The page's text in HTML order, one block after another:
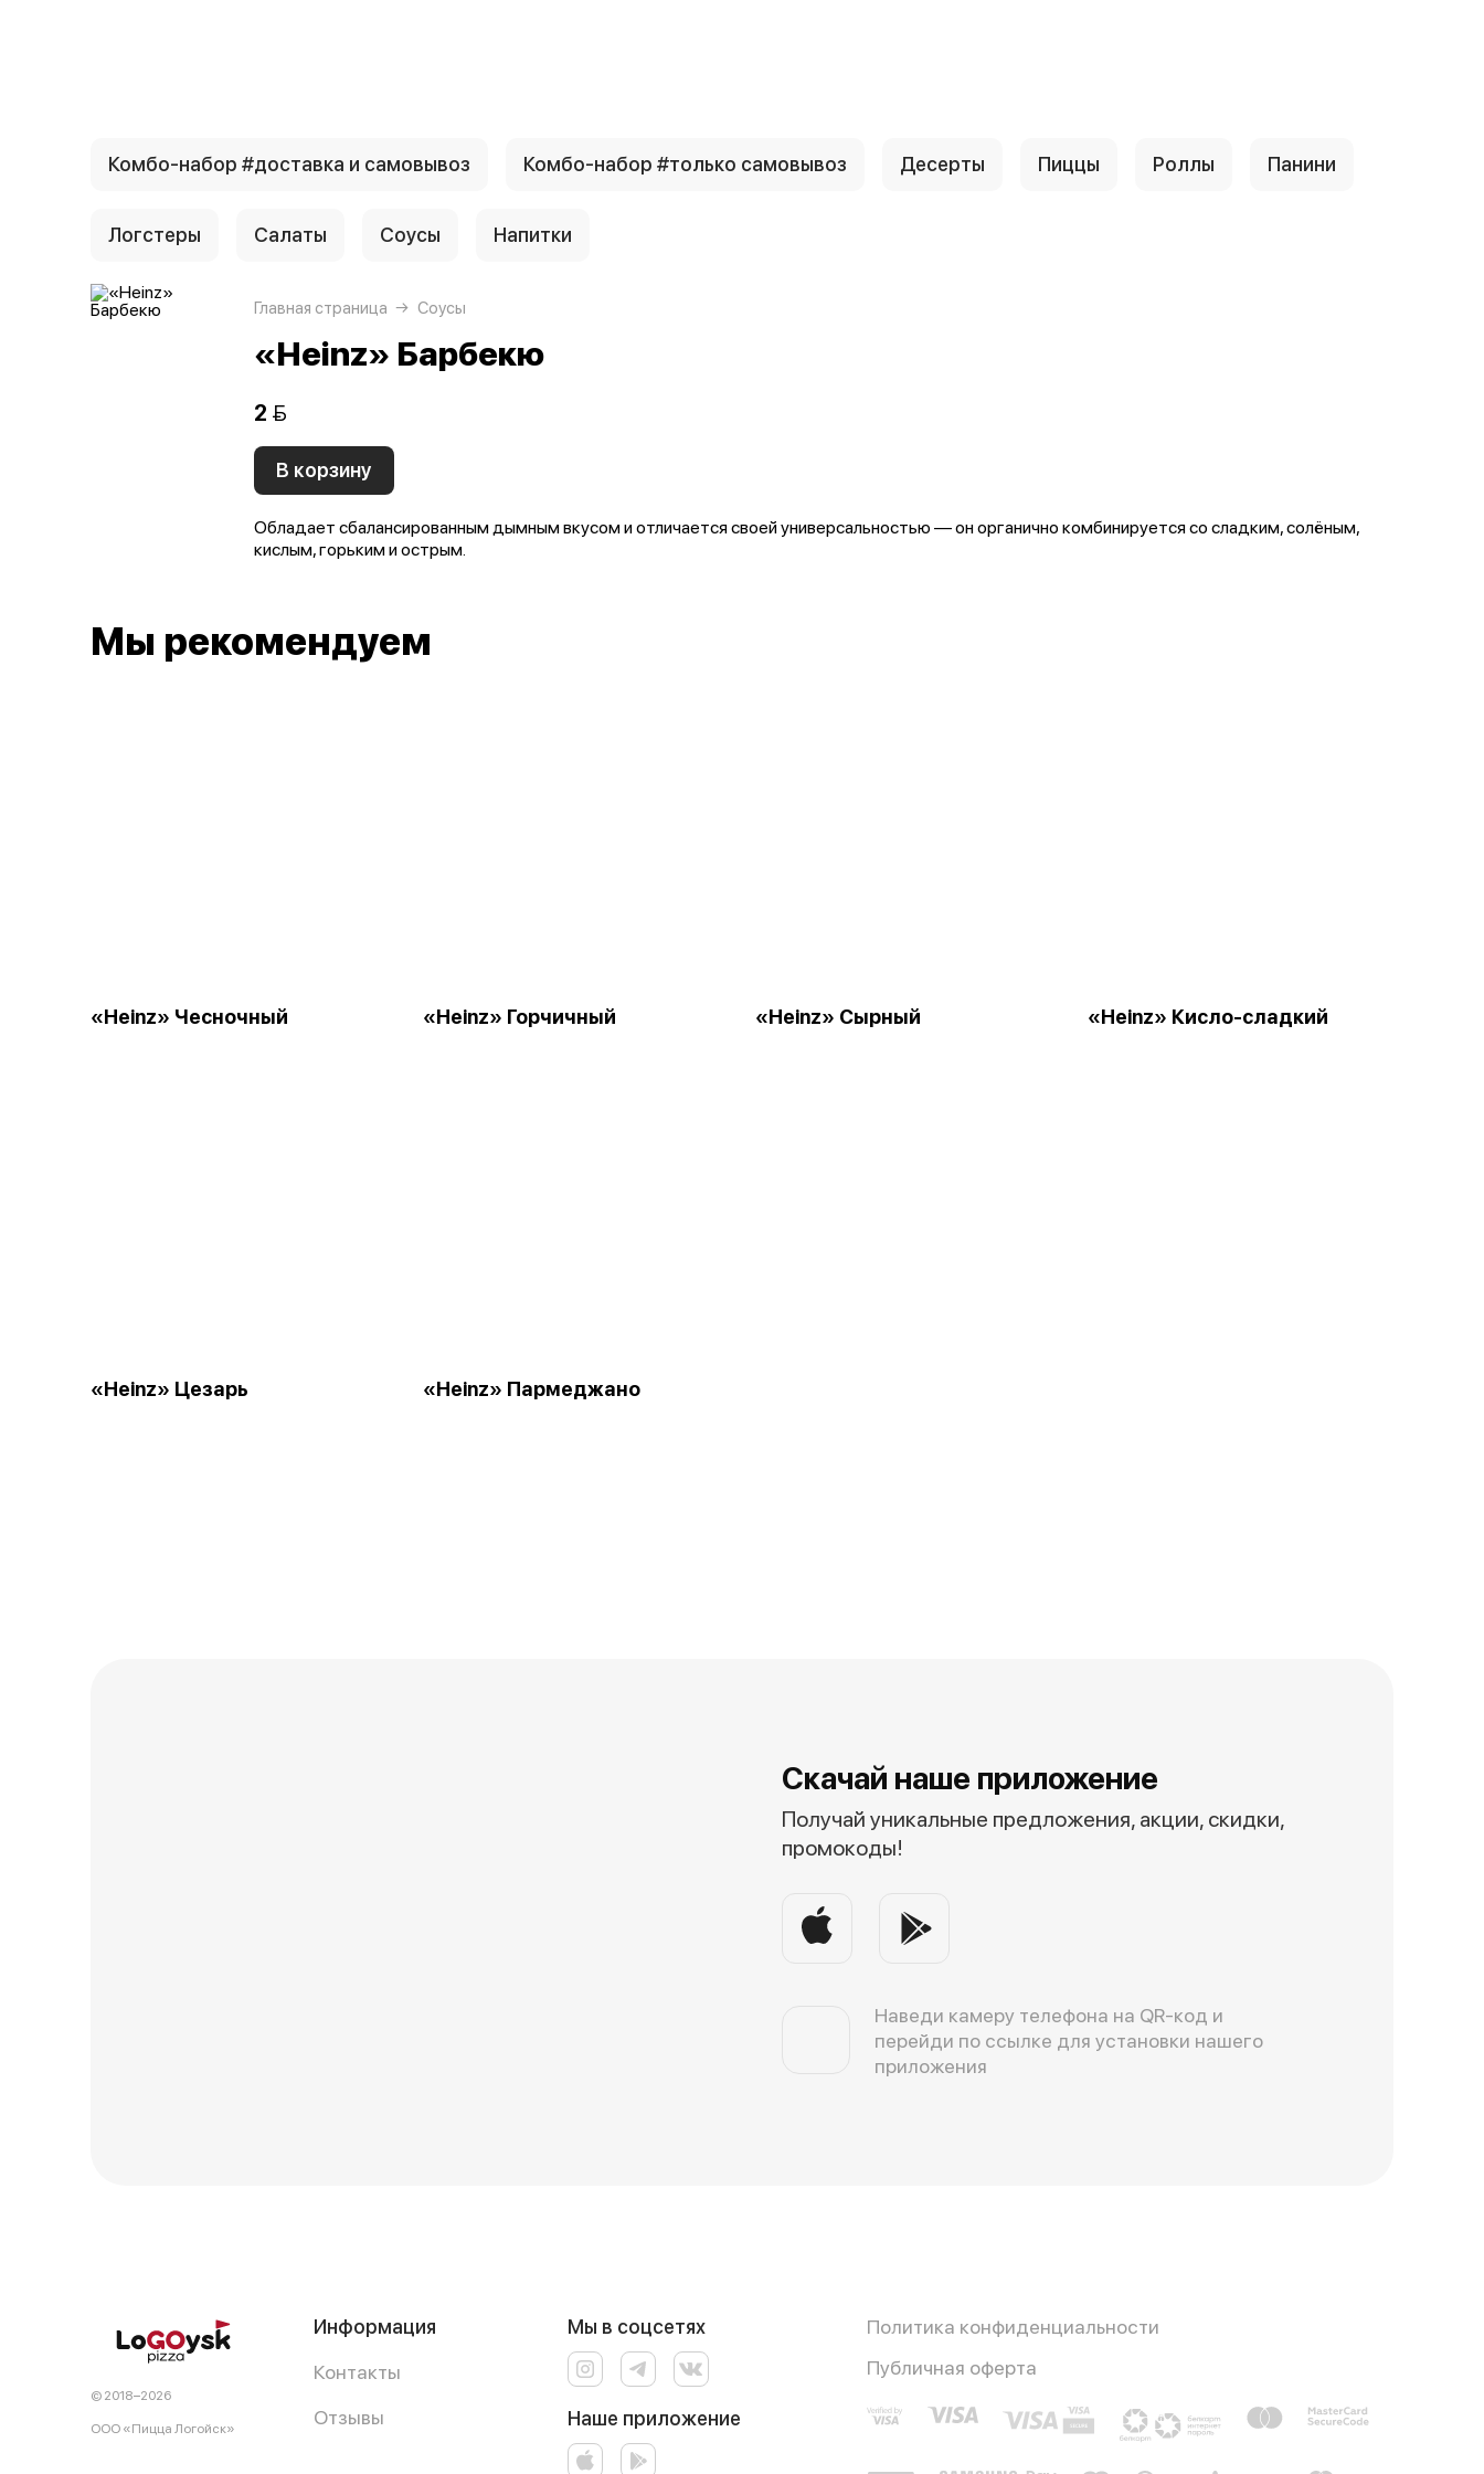
Комбо-набор #доставка и самовывоз Комбо-набор #только самовывоз Десерты Пиццы Роллы Панини
Логстеры Салаты Соусы Напитки
Главная страница Соусы
«Heinz» Барбекю
2 
В корзину
Обладает сбалансированным дымным вкусом и отличается своей универсальностью — он органично комбинируется со сладким, солёным,
кислым, горьким и острым.
Мы рекомендуем
«Heinz» Чесночный «Heinz» Горчичный «Heinz» Сырный «Heinz» Кисло-сладкий
«Heinz» Цезарь «Heinz» Пармеджано
Скачай наше приложение
Получай уникальные предложения, акции, скидки,
промокоды!
Наведи камеру телефона на QR-код и
перейди по ссылке для установки нашего
приложения
© 2018−2026
OOO «Пицца Логойск»
Информация
Контакты
Отзывы
Мы в соцсетях
Наше приложение
Политика конфиденциальности
Публичная оферта